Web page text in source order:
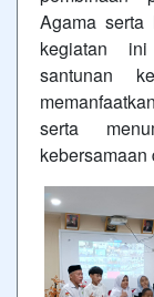
Agama serta
kegiatan
santunan
serta
kebersamaan